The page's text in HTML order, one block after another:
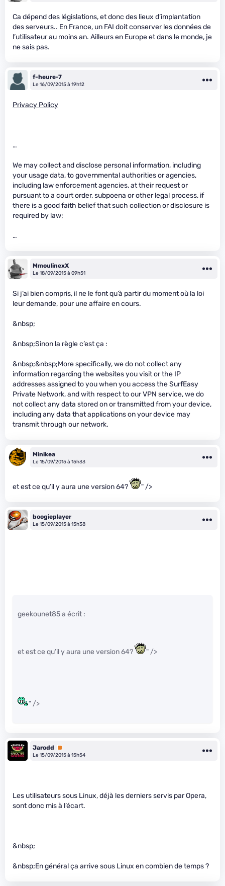
Ca dépend des législations, et donc des lieux d’implantation
des serveurs.. En France, un FAI doit conserver les données de
l’utilisateur au moins an. Ailleurs en Europe et dans le monde, je
ne sais pas.
f-heure-7
Le 16/09/2015 à 19h12
Privacy Policy
…
We may collect and disclose personal information, including
your usage data, to governmental authorities or agencies,
including law enforcement agencies, at their request or
pursuant to a court order, subpoena or other legal process, if
there is a good faith belief that such collection or disclosure is
required by law;
…
MmoulinexX
Le 18/09/2015 à 09h51
Si j’ai bien compris, il ne le font qu’à partir du moment où la loi
leur demande, pour une affaire en cours.
&nbsp;
&nbsp;Sinon la règle c’est ça :
&nbsp;&nbsp;More specifically, we do not collect any
information regarding the websites you visit or the IP
addresses assigned to you when you access the SurfEasy
Private Network, and with respect to our VPN service, we do
not collect any data stored on or transmitted from your device,
including any data that applications on your device may
transmit through our network.
Minikea
Le 15/09/2015 à 15h33
et est ce qu’il y aura une version 64? " />
boogieplayer
Le 15/09/2015 à 15h38
geekounet85 a écrit :
et est ce qu’il y aura une version 64? " />
" />
Jarodd
Premium
Le 15/09/2015 à 15h54
Les utilisateurs sous Linux, déjà les derniers servis par Opera,
sont donc mis à l’écart.
&nbsp;
&nbsp;En général ça arrive sous Linux en combien de temps ?